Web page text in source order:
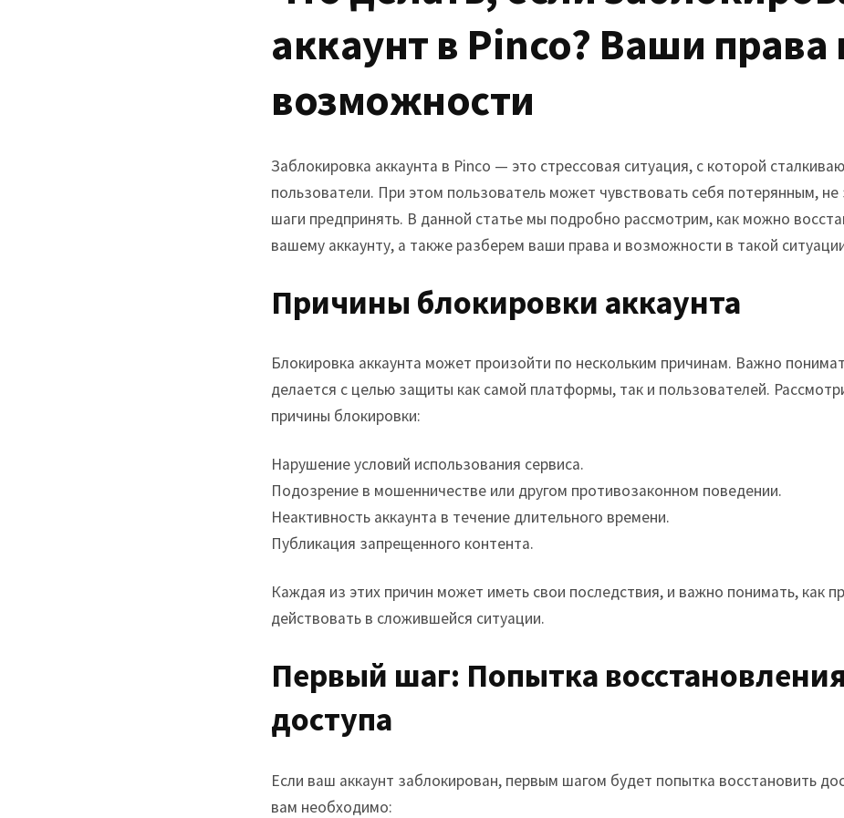
Warner Center, CA
West Hills, CA
аккаунт в Pinco? Ваши права
возможности
Заблокировка аккаунта в Pinco — это стрессовая ситуация, с которой
пользователи. При этом пользователь может чувствовать себя потерянным, не
шаги предпринять. В данной статье мы подробно рассмотрим, как можно
вашему аккаунту, а также разберем ваши права и возможности в такой
Причины блокировки аккаунта
Блокировка аккаунта может произойти по нескольким причинам. Важно
делается с целью защиты как самой платформы, так и пользователей.
причины блокировки:
Нарушение условий использования сервиса.
Подозрение в мошенничестве или другом противозаконном поведении.
Неактивность аккаунта в течение длительного времени.
Публикация запрещенного контента.
Каждая из этих причин может иметь свои последствия, и важно понимать, как
действовать в сложившейся ситуации.
Первый шаг: Попытка восстановления
доступа
Если ваш аккаунт заблокирован, первым шагом будет попытка восстановить
вам необходимо: